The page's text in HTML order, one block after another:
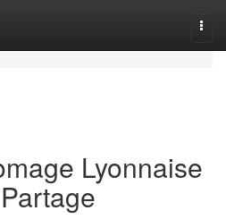
Lyonnaise